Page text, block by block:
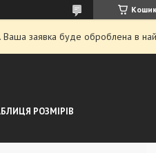
Кошик
Ваша заявка буде оброблена в
РОЗМІРІВ